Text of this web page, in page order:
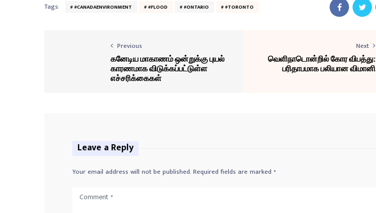
Tags: #CANADAENVIRONMENT #FLOOD #ONTARIO #TORONTO
Previous
கனேடிய மாகாணம் ஒன்றுக்கு புயல்
காரணமாக விடுக்கப்பட்டுள்ள
எச்சரிக்கைகள்
Next
வெளிநாடொன்றில் கோர விபத்து:
பரிதாபமாக பலியான விமானி
Leave a Reply
Your email address will not be published.Required fields are marked *